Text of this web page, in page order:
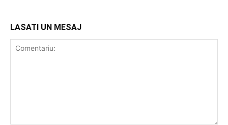
LASATI UN MESAJ